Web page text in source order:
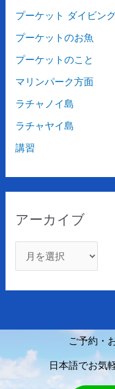
プーケット ダイビン
プーケットのお魚
プーケットのこと
マリンパーク方面
ラチャノイ島
ラチャヤイ島
講習
アーカイブ
ご予約・
日本語でお気